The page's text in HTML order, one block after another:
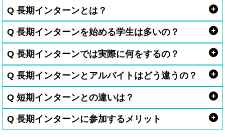
Q 長期インターンとは？
Q 長期インターンを始める学生は多いの？
Q 長期インターンでは実際に何をするの？
Q 長期インターンとアルバイトはどう違うの？
Q 短期インターンとの違いは？
Q 長期インターンに参加するメリット